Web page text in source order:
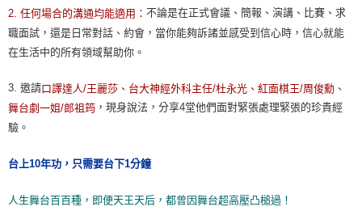
2. 任何場合的溝通均能適用： 不論是在正式會議、簡報、演講、比賽、求
職面試，還是日常對話、約會，當你能夠訴諸並感受到信心時，信心就能
在生活中的所有領域幫助你。
3. 邀請口譯達人/王麗莎、台大神經外科主任/杜永光、紅面棋王/周俊勳、
舞台劇一姐/郎祖筠 ，現身說法，分享4堂他們面對緊張處理緊張的珍貴經
驗。
台上10年功，只需要台下1分鐘
人生舞台百百種，即便天王天后，都曾因舞台超高壓凸槌過！